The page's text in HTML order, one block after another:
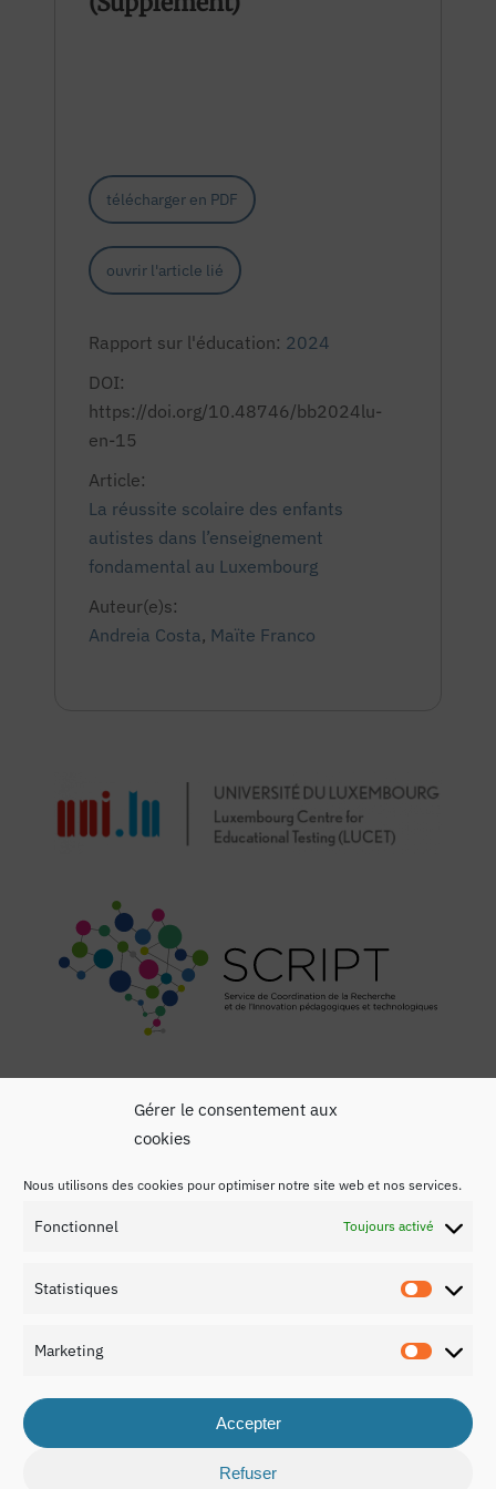
Gérer le consentement aux
cookies
Nous utilisons des cookies pour optimiser notre site web et nos services.
Fonctionnel Toujours activé
Statistiques
Marketing
Accepter
Refuser
télécharger en PDF
ouvrir l'article lié
Rapport sur l'éducation: 2024
DOI:
https://doi.org/10.48746/bb2024lu-
en-15
Article:
La réussite scolaire des enfants
autistes dans l’enseignement
fondamental au Luxembourg
Auteur(e)s:
Andreia Costa, Maïte Franco
Mentions légales
Contact
© 2026 Rapport national sur l’éducation au Luxembourg